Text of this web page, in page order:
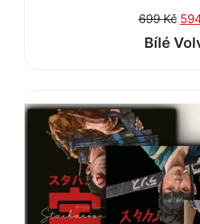
699Kč
Bílé